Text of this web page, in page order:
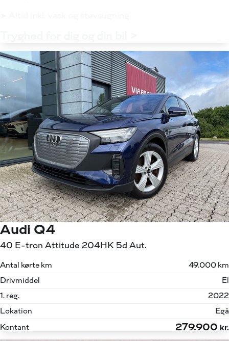
Audi Q4
40 E-tron Attitude 204HK 5d Aut.
Antal kørte km
49.000 km
Drivmiddel
El
1. reg.
2022
Lokation
Egå
Kontant
279.900 kr.